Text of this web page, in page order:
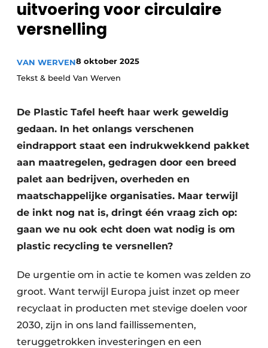
recyclingstroom in België
Vacature aanmelden
Video’s
Safety First
Kranen
Detectieapparatuur
Persen
Stofbeheersing
Uitrustingsstukken
Shredders
Transportbanden
Zeven & Brekers
Bedrijfsafval
uitvoering voor circulaire
versnelling
VAN WERVEN8 oktober 2025
Tekst & beeld Van Werven
De Plastic Tafel heeft haar werk geweldig
gedaan. In het onlangs verschenen
eindrapport staat een indrukwekkend pakket
aan maatregelen, gedragen door een breed
palet aan bedrijven, overheden en
maatschappelijke organisaties. Maar terwijl
de inkt nog nat is, dringt één vraag zich op:
gaan we nu ook echt doen wat nodig is om
plastic recycling te versnellen?
De urgentie om in actie te komen was zelden zo
groot. Want terwijl Europa juist inzet op meer
recyclaat in producten met stevige doelen voor
2030, zijn in ons land faillissementen,
teruggetrokken investeringen en een